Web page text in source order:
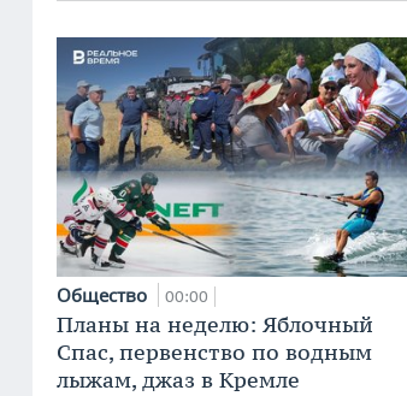
Общество 00:00
Планы на неделю: Яблочный
Спас, первенство по водным
лыжам, джаз в Кремле